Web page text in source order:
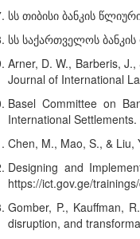
სს თიბისი ბანკის
სს საქართველოს
Arner, D. W., Barberis,
Journal of International
Basel Committee on
International Settlements.
Chen, M., Mao, S., & Liu,
Designing and
https://ict.gov.ge/
Gomber, P., Kauffman,
disruption, and